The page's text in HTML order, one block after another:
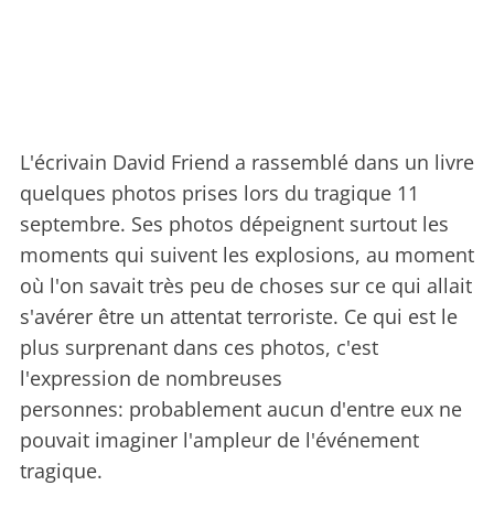
L'écrivain David Friend a rassemblé dans un livre
quelques photos prises lors du tragique 11
septembre. Ses photos dépeignent surtout les
moments qui suivent les explosions, au moment
où l'on savait très peu de choses sur ce qui allait
s'avérer être un attentat terroriste. Ce qui est le
plus surprenant dans ces photos, c'est
l'expression de nombreuses
personnes: probablement aucun d'entre eux ne
pouvait imaginer l'ampleur de l'événement
tragique.